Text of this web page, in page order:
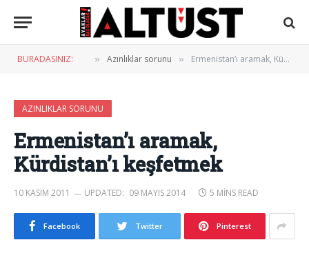
BURADASINIZ: » Azınlıklar sorunu » Ermenistan’ı aramak, Kürdistan’ı keşfetmek
AZINLIKLAR SORUNU
Ermenistan’ı aramak,
Kürdistan’ı keşfetmek
10 KASIM 2011 UPDATED: 09 MAYIS 2014 5 MINS READ
Facebook Twitter Pinterest